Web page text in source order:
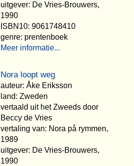
uitgever: De Vries-Brouwers,
1990
ISBN10: 9061748410
genre: prentenboek
Meer informatie...
Nora loopt weg
auteur: Åke Eriksson
land: Zweden
vertaald uit het Zweeds door
Beccy de Vries
vertaling van: Nora på rymmen,
1989
uitgever: De Vries-Brouwers,
1990